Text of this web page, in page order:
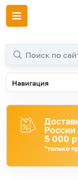
Навигация
5 000
*только